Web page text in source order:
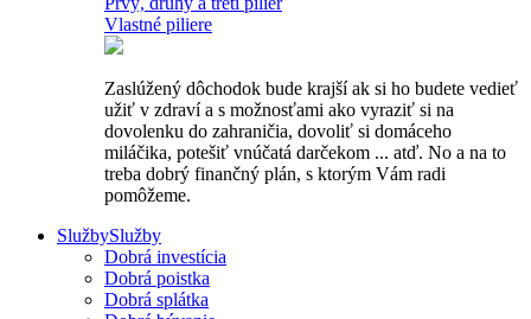
Vlastné piliere
Zaslúžený dôchodok bude krajší ak si ho budete vedieť
užiť v zdraví a s možnosťami ako vyraziť si na
dovolenku do zahraničia, dovoliť si domáceho
miláčika, potešiť vnúčatá darčekom ... atď. No a na to
treba dobrý finančný plán, s ktorým Vám radi
pomôžeme.
SlužbySlužby
Dobrá investícia
Dobrá poistka
Dobrá splátka